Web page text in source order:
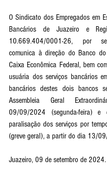
O Sindicato dos Empregados em
Bancários de Juazeiro e
10.669.404/0001-26, por
comunica à direção do Banco
Caixa Econômica Federal, bem
usuária dos serviços bancários
bancários destes dois bancos
Assembleia Geral
09/09/2024 (segunda-feira) e
paralisação dos serviços por
(greve geral), a partir do dia 13/
Juazeiro, 09 de setembro de 2024.